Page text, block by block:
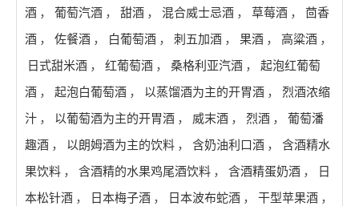
酒 ， 葡萄汽酒 ， 甜酒 ， 混合威士忌酒 ， 草莓酒 ，
茴香
酒 ， 佐餐酒 ， 白葡萄酒 ， 刺五加酒 ， 果酒 ， 高粱酒 ，
日式甜米酒 ， 红葡萄酒 ， 桑格利亚汽酒 ，
起泡红葡萄
酒 ， 起泡白葡萄酒 ， 以蒸馏酒为主的开胃酒 ，
烈酒浓缩
汁 ， 以葡萄酒为主的开胃酒 ， 威末酒 ， 烈酒 ，
葡萄潘
趣酒 ， 以朗姆酒为主的饮料 ， 含奶油利口酒 ，
含酒精水
果饮料 ， 含酒精的水果鸡尾酒饮料 ， 含酒精蛋奶酒 ，
日
本松针酒 ， 日本梅子酒 ， 日本波布蛇酒 ， 干型苹果酒 ，